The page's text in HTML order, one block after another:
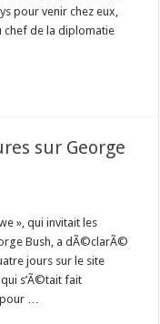
pour venir chez eux,
chef de la diplomatie
sur George
», qui invitait les
Bush, a dÃ©clarÃ©
jours sur le site
qui s’Ã©tait fait
pour …